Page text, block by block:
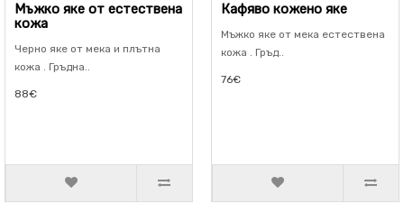
Мъжко яке от естествена
кожа
Черно яке от мека и плътна
кожа . Гръдна..
88€
Кафяво кожено яке
Мъжко яке от мека естествена
кожа . Гръд..
76€